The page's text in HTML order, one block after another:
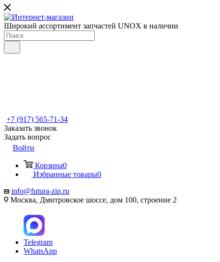
Широкий ассортимент запчастей UNOX в наличии
+7 (917) 565-71-34
Заказать звонок
Задать вопрос
Войти
Корзина0
Избранные товары0
info@futura-zip.ru
Москва, Дмитровское шоссе, дом 100, строение 2
Telegram
WhatsApp